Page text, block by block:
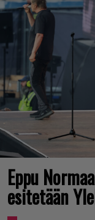
Eppu
esitetään